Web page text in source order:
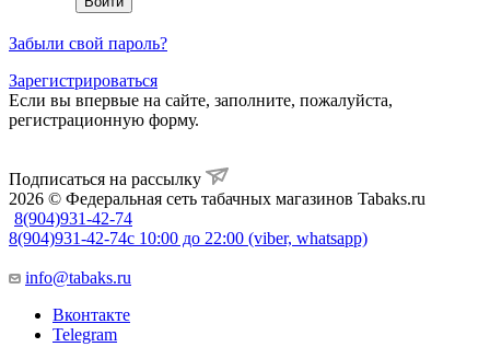
Забыли свой пароль?
Зарегистрироваться
Если вы впервые на сайте, заполните, пожалуйста,
регистрационную форму.
Подписаться на рассылку
2026 © Федеральная сеть табачных магазинов Tabaks.ru
8(904)931-42-74
8(904)931-42-74с 10:00 до 22:00 (viber, whatsapp)
info@tabaks.ru
Вконтакте
Telegram